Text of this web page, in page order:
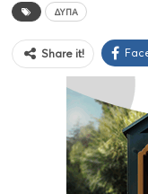
ΔΥΠΑ
Share it!